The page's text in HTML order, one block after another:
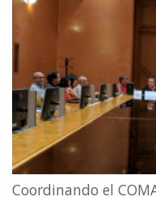
Coordinando el